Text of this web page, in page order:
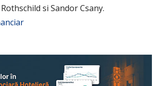
si Sandor Csany.